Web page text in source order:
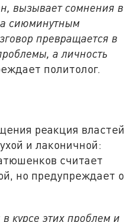
вызывает сомнения в
сиюминутным
превращается в
а личность
политолог.
реакция властей
и лаконичной:
считает
но предупреждает о
курсе этих проблем и